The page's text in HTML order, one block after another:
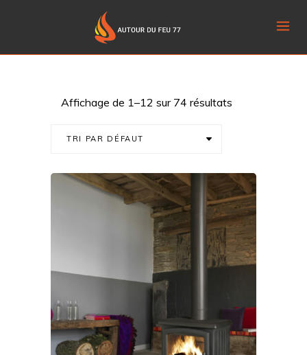
Affichage de 1–12 sur 74 résultats
TRI PAR DÉFAUT